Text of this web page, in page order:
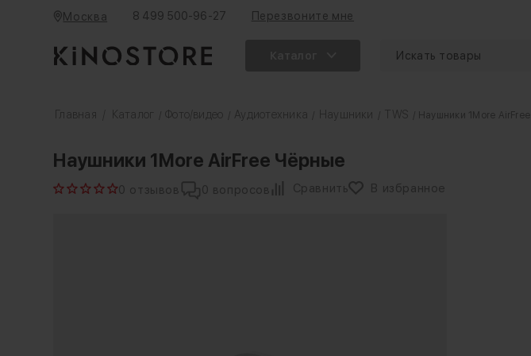
Москва 8 499 500-96-27 Перезвоните мне
Главная Каталог Фото/видео Аудиотехника Наушники TWS / Наушники 1More
Наушники 1More AirFree Чёрные
0 отзывов 0 вопросов Сравнить В избранное